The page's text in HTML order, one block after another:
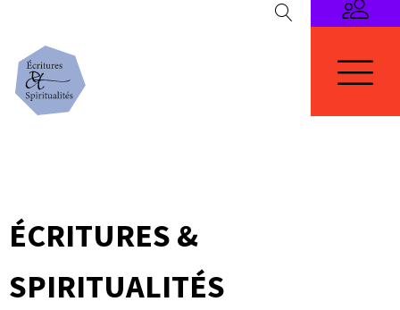
ÉCRITURES &
SPIRITUALITÉS